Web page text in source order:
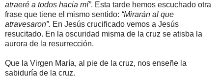
atraeré a todos hacia mí”. Esta tarde hemos escuchado otra
frase que tiene el mismo sentido: “Mirarán al que
atravesaron”. En Jesús crucificado vemos a Jesús
resucitado. En la oscuridad misma de la cruz se atisba la
aurora de la resurrección.
Que la Virgen María, al pie de la cruz, nos enseñe la
sabiduría de la cruz.